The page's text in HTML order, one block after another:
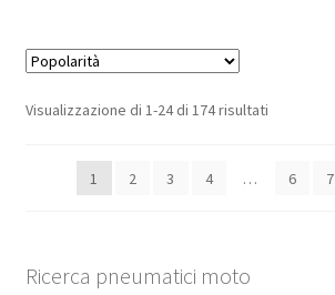
Visualizzazione di 1-24 di 174 risultatiPopolarità
1 2 3 4 … 6 7
Ricerca pneumatici moto